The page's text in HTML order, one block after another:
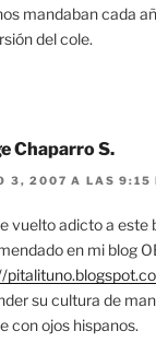
mandaban cada
del cole.
Chaparro S.
3, 2007 A LAS 9:15
vuelto adicto a este
en mi blog
su cultura de
con ojos hispanos.